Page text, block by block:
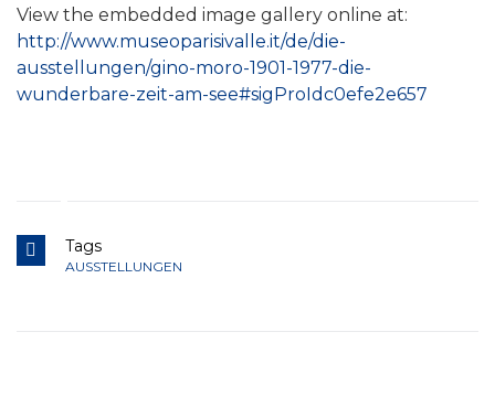
View the embedded image gallery online at:
http://www.museoparisivalle.it/de/die-
ausstellungen/gino-moro-1901-1977-die-
wunderbare-zeit-am-see#sigProIdc0efe2e657
Tags
AUSSTELLUNGEN